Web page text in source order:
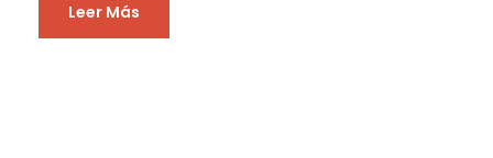
Leer Más